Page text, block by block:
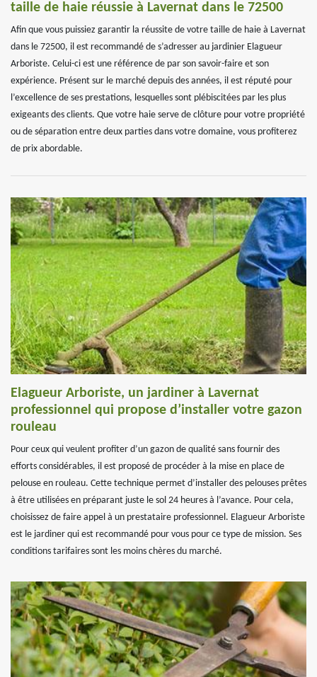
taille de haie réussie à Lavernat dans le 72500
Afin que vous puissiez garantir la réussite de votre taille de haie à Lavernat
dans le 72500, il est recommandé de s’adresser au jardinier Elagueur
Arboriste. Celui-ci est une référence de par son savoir-faire et son
expérience. Présent sur le marché depuis des années, il est réputé pour
l’excellence de ses prestations, lesquelles sont plébiscitées par les plus
exigeants des clients. Que votre haie serve de clôture pour votre propriété
ou de séparation entre deux parties dans votre domaine, vous profiterez
de prix abordable.
Elagueur Arboriste, un jardiner à Lavernat
professionnel qui propose d’installer votre gazon
rouleau
Pour ceux qui veulent profiter d’un gazon de qualité sans fournir des
efforts considérables, il est proposé de procéder à la mise en place de
pelouse en rouleau. Cette technique permet d’installer des pelouses prêtes
à être utilisées en préparant juste le sol 24 heures à l’avance. Pour cela,
choisissez de faire appel à un prestataire professionnel. Elagueur Arboriste
est le jardiner qui est recommandé pour vous pour ce type de mission. Ses
conditions tarifaires sont les moins chères du marché.